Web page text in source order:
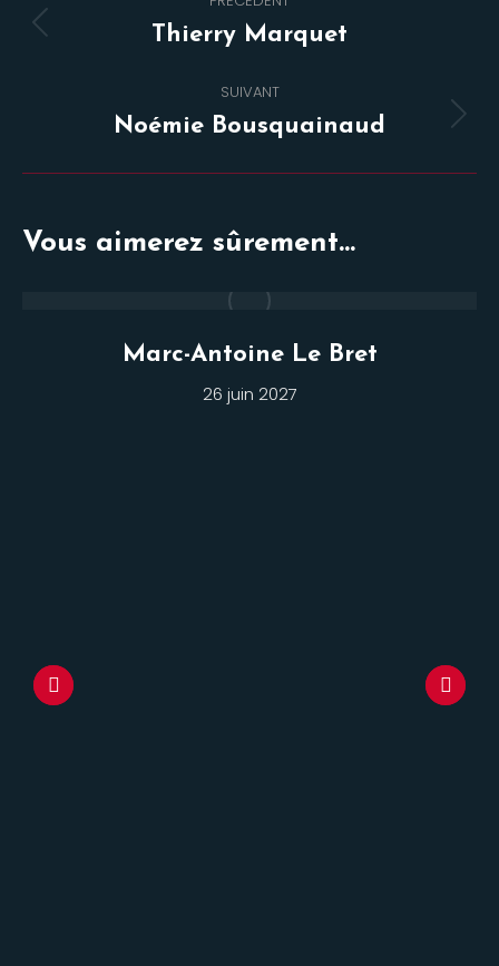
de
commentaire
Onglet
Thierry Marquet
SUIVANT
Projets
Noémie Bousquainaud
Vous aimerez sûrement...
Marc-Antoine Le Bret
26 juin 2027